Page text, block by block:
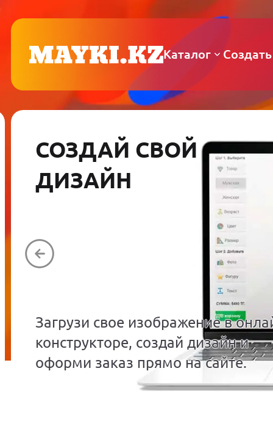
Каталог
СОЗДАЙ СВОЙ
ДИЗАЙН
Загрузи свое изображение в
конструкторе, создай дизайн и
оформи заказ прямо на сайте.